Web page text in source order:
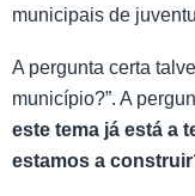
municipais de
A pergunta certa
município?”. A
este tema já está a
estamos a